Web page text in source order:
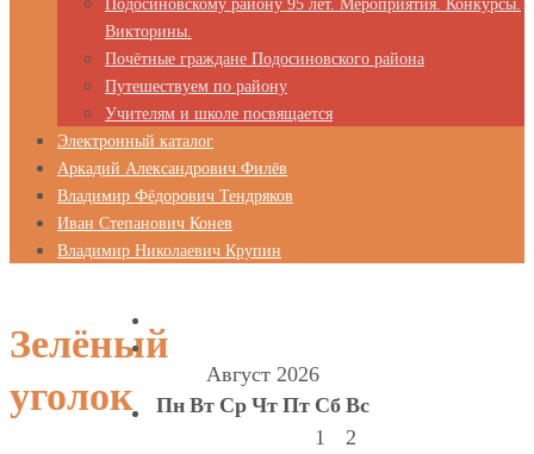
Подосиновскому району 95 лет. Мероприятия. Конкурсы.
Викторины.
Почётные граждане Подосиновского района
Путешествуем по району
Учителям и школе посвящается
Электронный каталог
Аркадий Александрович Филёв
Владимир Фёдорович Тендряков
Иван Степанович Конев
Владимир Николаевич Крупин
Зелёный
уголок
Август 2026
Пн Вт Ср Чт Пт Сб Вс
1
2